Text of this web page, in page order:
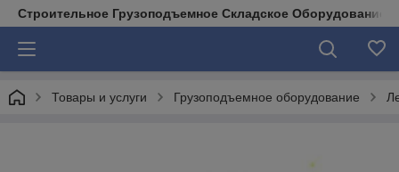
Строительное Грузоподъемное Складское Оборудование
Товары и услуги Грузоподъемное оборудование